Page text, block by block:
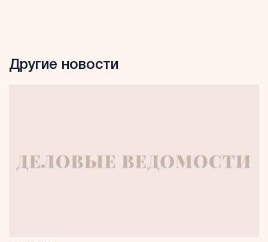
Другие новости